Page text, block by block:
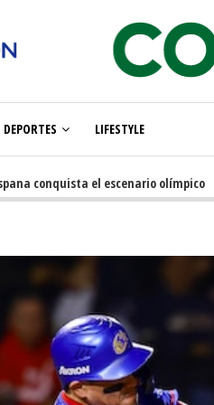
DEPORTES LIFESTYLE
el escenario olímpico